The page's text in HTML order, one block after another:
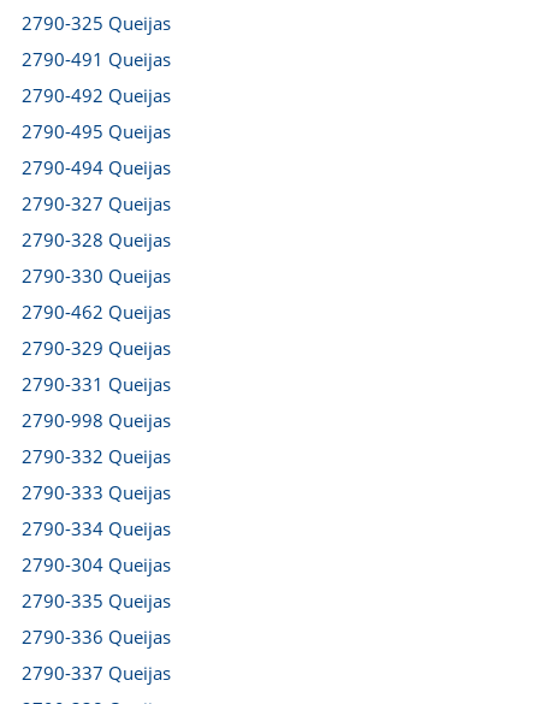
2790-325 Queijas
2790-491 Queijas
2790-492 Queijas
2790-495 Queijas
2790-494 Queijas
2790-327 Queijas
2790-328 Queijas
2790-330 Queijas
2790-462 Queijas
2790-329 Queijas
2790-331 Queijas
2790-998 Queijas
2790-332 Queijas
2790-333 Queijas
2790-334 Queijas
2790-304 Queijas
2790-335 Queijas
2790-336 Queijas
2790-337 Queijas